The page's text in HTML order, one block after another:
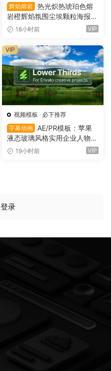
辉焰熔岩 热光炽热琥珀色熔
岩橙辉焰氛围尘埃颗粒海报封
面设计PSD特效样机 Glow Inf
18小时前 VIP
视频模板 · 必下推荐
字幕动画
AE/PR模板：苹果
液态玻璃风格实用企业人物宣
传下横栏字幕条文字标题动画
19小时前 VIP
VIP
登录